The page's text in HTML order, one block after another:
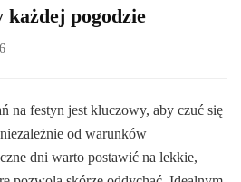
każdej pogodzie
na festyn jest kluczowy, aby czuć się
od warunków
dni warto postawić na lekkie,